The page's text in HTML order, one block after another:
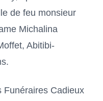
de feu monsieur
Michalina
Abitibi-
Funéraires Cadieux